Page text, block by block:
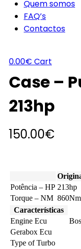
Quem somos
FAQ’s
Contactos
0.00€ Cart
Case –
213hp
150.00€
Potência – HP 213hp
Torque – NM 860Nm
Características
Engine Ecu
Gerabox Ecu
Type of Turbo